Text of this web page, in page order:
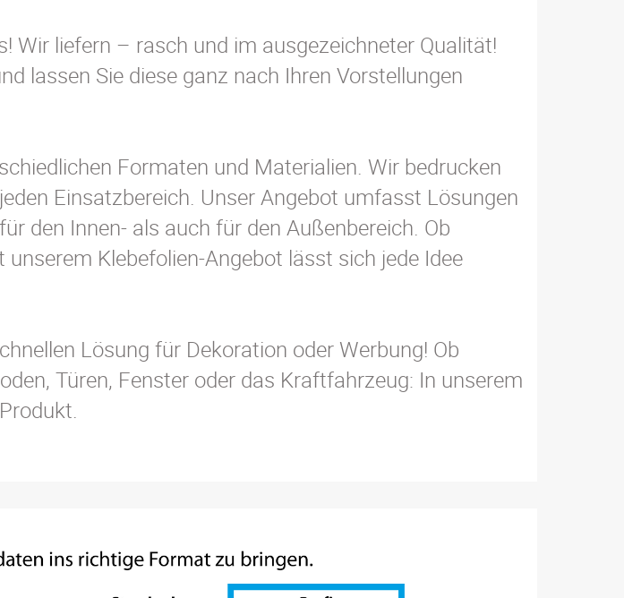
Wir liefern – rasch und im ausgezeichneter Qualität!
lassen Sie diese ganz nach Ihren Vorstellungen
Formaten und Materialien. Wir bedrucken
Einsatzbereich. Unser Angebot umfasst Lösungen
den Innen- als auch für den Außenbereich. Ob
Klebefolien-Angebot lässt sich jede Idee
Lösung für Dekoration oder Werbung! Ob
Türen, Fenster oder das Kraftfahrzeug: In unserem